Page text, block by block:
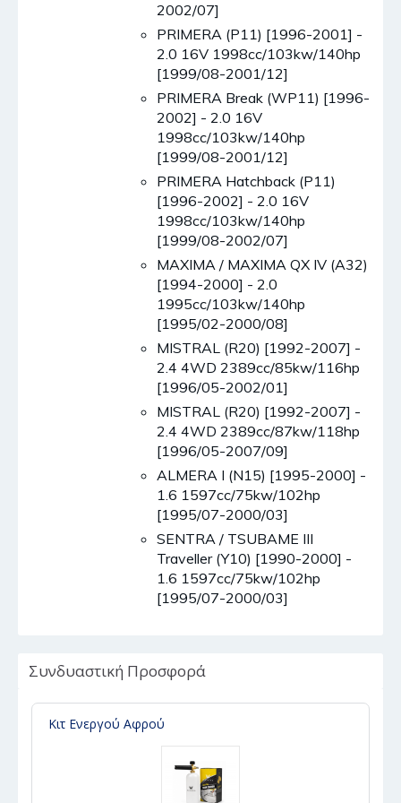
2002/07]
PRIMERA (P11) [1996-2001] -
2.0 16V 1998cc/103kw/140hp
[1999/08-2001/12]
PRIMERA Break (WP11) [1996-
2002] - 2.0 16V
1998cc/103kw/140hp
[1999/08-2001/12]
PRIMERA Hatchback (P11)
[1996-2002] - 2.0 16V
1998cc/103kw/140hp
[1999/08-2002/07]
MAXIMA / MAXIMA QX IV (A32)
[1994-2000] - 2.0
1995cc/103kw/140hp
[1995/02-2000/08]
MISTRAL (R20) [1992-2007] -
2.4 4WD 2389cc/85kw/116hp
[1996/05-2002/01]
MISTRAL (R20) [1992-2007] -
2.4 4WD 2389cc/87kw/118hp
[1996/05-2007/09]
ALMERA I (N15) [1995-2000] -
1.6 1597cc/75kw/102hp
[1995/07-2000/03]
SENTRA / TSUBAME III
Traveller (Y10) [1990-2000] -
1.6 1597cc/75kw/102hp
[1995/07-2000/03]
Συνδυαστική Προσφορά
Κιτ Ενεργού Αφρού